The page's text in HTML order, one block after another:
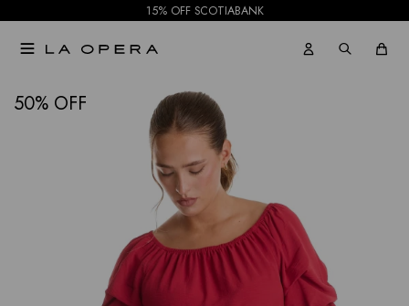
15% OFF SCOTIABANK

50 NOTIFICARME